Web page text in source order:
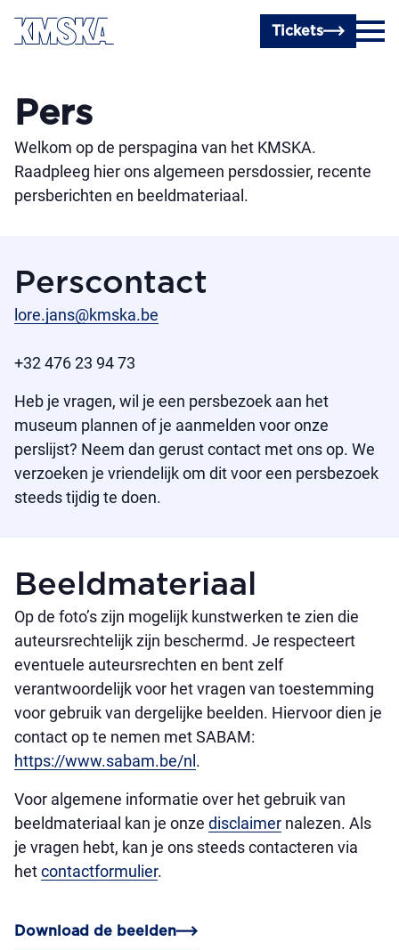
Ga naar hoofdinhoud
Tickets
Pers
Welkom op de perspagina van het KMSKA.
Raadpleeg hier ons algemeen persdossier, recente
persberichten en beeldmateriaal.
Perscontact
lore.jans@kmska.be
+32 476 23 94 73
Heb je vragen, wil je een persbezoek aan het
museum plannen of je aanmelden voor onze
perslijst? Neem dan gerust contact met ons op. We
verzoeken je vriendelijk om dit voor een persbezoek
steeds tijdig te doen.
Beeldmateriaal
Op de foto’s zijn mogelijk kunstwerken te zien die
auteursrechtelijk zijn beschermd. Je respecteert
eventuele auteursrechten en bent zelf
verantwoordelijk voor het vragen van toestemming
voor gebruik van dergelijke beelden. Hiervoor dien je
contact op te nemen met SABAM:
https://www.sabam.be/nl .
Voor algemene informatie over het gebruik van
beeldmateriaal kan je onze disclaimer nalezen. Als
je vragen hebt, kan je ons steeds contacteren via
hetcontactformulier.
Download de beelden